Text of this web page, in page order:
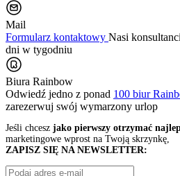
Mail
Formularz kontaktowy Nasi
dni w tygodniu
Biura Rainbow
Odwiedź jedno z ponad 100 biur
zarezerwuj swój wymarzony urlop
Jeśli chcesz jako pierwszy otrzymać
marketingowe wprost na Twoją skrzynkę,
ZAPISZ SIĘ NA NEWSLETTER: